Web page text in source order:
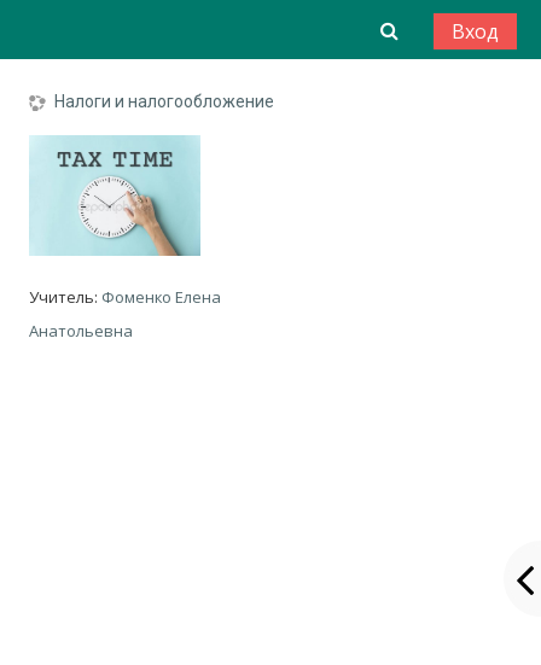
Изменить
Вход
Налоги и налогообложение
Учитель: Фоменко Елена
Анатольевна